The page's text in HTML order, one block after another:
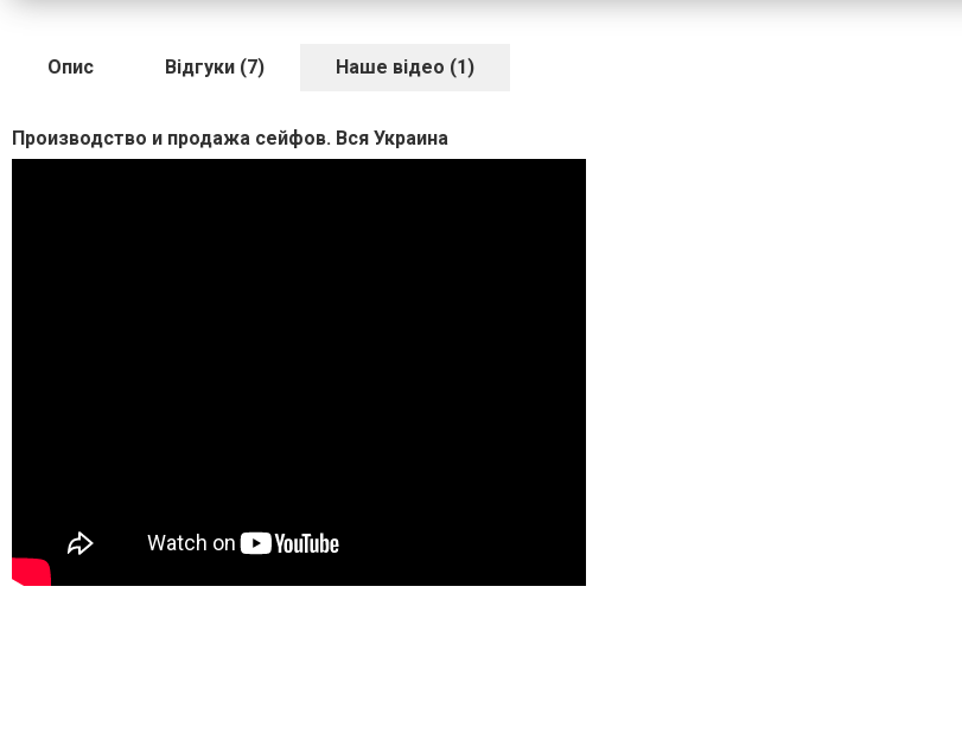
Опис Відгуки (7) Наше відео (1)
Производство и продажа сейфов. Вся Украина